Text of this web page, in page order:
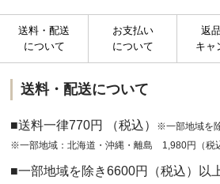
送料・配送
について
お支払い
について
返
キャ
送料・配送について
■送料一律770円 （税込）
※一部地域を
※一部地域：北海道・沖縄・離島 1,980円（税
■一部地域を除き6600円（税込）以